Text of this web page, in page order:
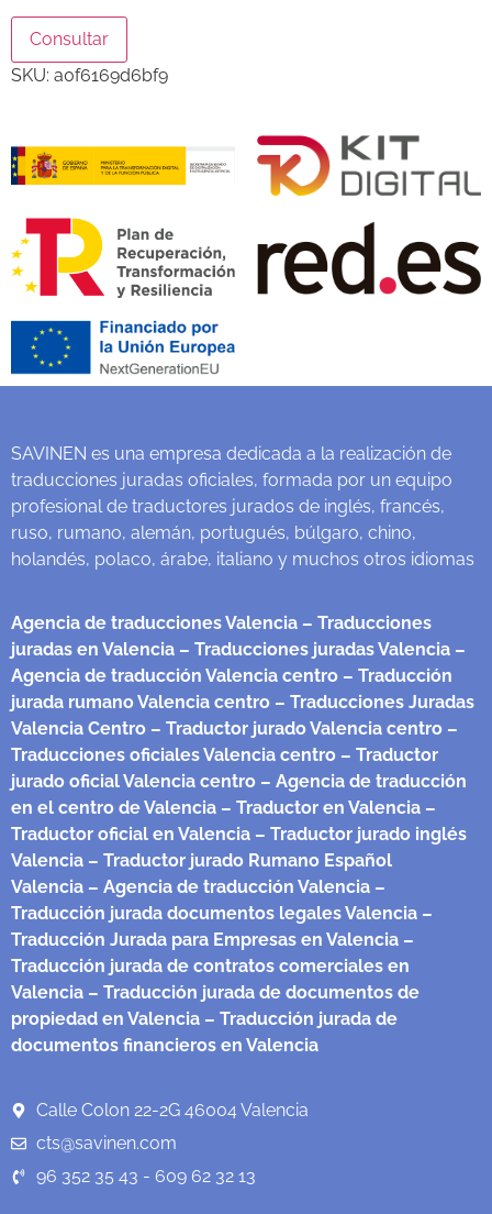
Consultar
SKU: a0f6169d6bf9
SAVINEN es una empresa dedicada a la realización de
traducciones juradas oficiales, formada por un equipo
profesional de traductores jurados de inglés, francés,
ruso, rumano, alemán, portugués, búlgaro, chino,
holandés, polaco, árabe, italiano y muchos otros idiomas
Agencia de traducciones Valencia – Traducciones
juradas en Valencia – Traducciones juradas Valencia –
Agencia de traducción Valencia centro – Traducción
jurada rumano Valencia centro – Traducciones Juradas
Valencia Centro – Traductor jurado Valencia centro –
Traducciones oficiales Valencia centro – Traductor
jurado oficial Valencia centro – Agencia de traducción
en el centro de Valencia – Traductor en Valencia –
Traductor oficial en Valencia – Traductor jurado inglés
Valencia – Traductor jurado Rumano Español
Valencia – Agencia de traducción Valencia –
Traducción jurada documentos legales Valencia –
Traducción Jurada para Empresas en Valencia –
Traducción jurada de contratos comerciales en
Valencia – Traducción jurada de documentos de
propiedad en Valencia – Traducción jurada de
documentos financieros en Valencia
Calle Colon 22-2G 46004 Valencia
cts@savinen.com
96 352 35 43 - 609 62 32 13